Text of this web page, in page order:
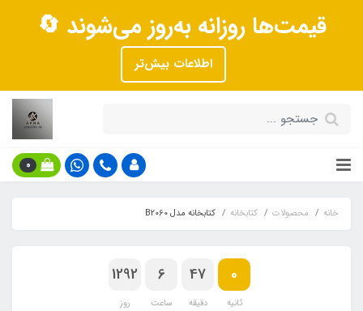
قیمت‌ها روزانه به‌روز می‌شوند 🔄
اطلاعات بیش‌تر
0
خانه محصولات کتابخانه کتابخانه مدل B2060
1292
روز
6
ساعت
47
دقیقه
0
ثانیه